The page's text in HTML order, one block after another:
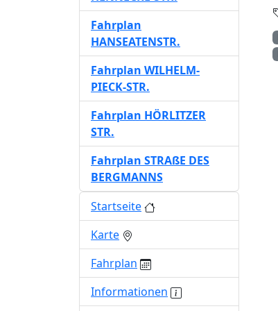
Fahrplan
HANSEATENSTR.
Fahrplan WILHELM-
PIECK-STR.
Fahrplan HÖRLITZER
STR.
Fahrplan STRAßE DES
BERGMANNS
Startseite
Karte
Fahrplan
Informationen